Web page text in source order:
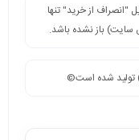
"انصراف از خرید" تنها
باز نشده باشد.
تولید شده است©️